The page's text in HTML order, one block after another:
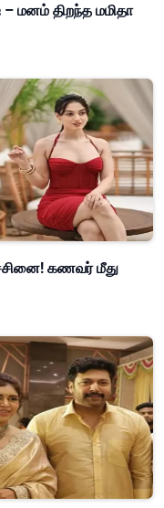
– மனம் திறந்த மமிதா
கணவர் மீது